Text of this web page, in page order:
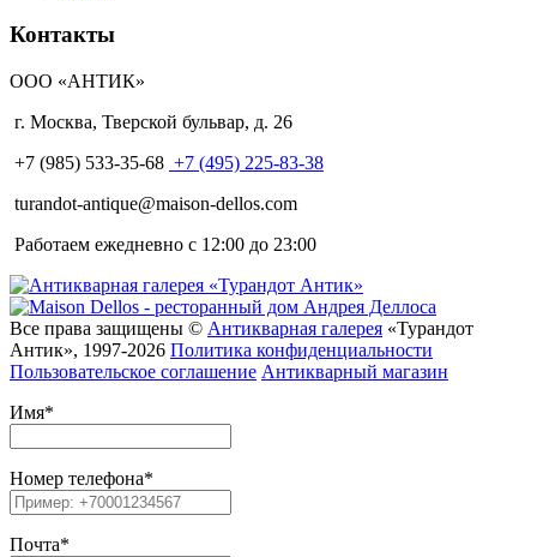
Контакты
ООО «АНТИК»
г. Москва, Тверской бульвар, д. 26
+7 (985) 533-35-68 +7 (495) 225-83-38
turandot-antique@maison-dellos.com
Работаем ежедневно с 12:00 до 23:00
Все права защищены © Антикварная галерея «Турандот
Антик», 1997-2026 Политика конфиденциальности
Пользовательское соглашение Антикварный магазин
Имя*
Номер телефона*
Почта*